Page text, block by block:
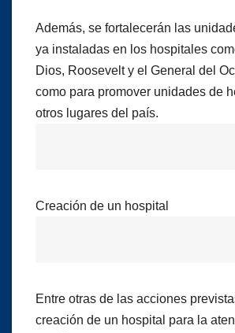
Además, se fortalecerán las
ya instaladas en los hospitales
Dios, Roosevelt y el General del
como para promover unidades de
otros lugares del país.
Creación de un hospital
Entre otras de las acciones
creación de un hospital para la